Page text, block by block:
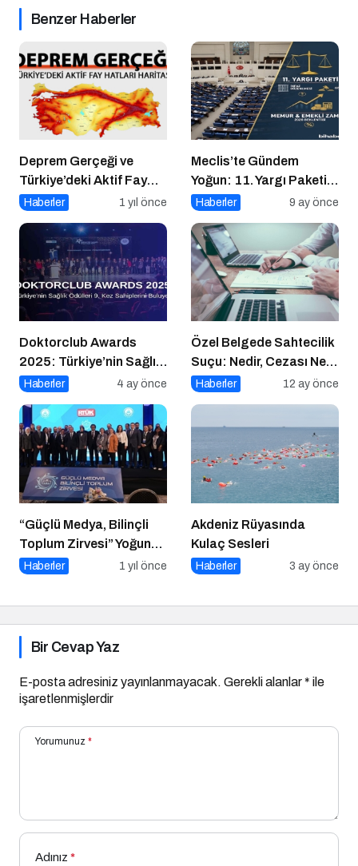
Benzer Haberler
Deprem Gerçeği ve
Türkiye’deki Aktif Fay
Hatları (Tüm Şehirler)
Haberler 1 yıl önce
Meclis’te Gündem
Yoğun: 11. Yargı Paketi
ve Memur Zammında
Haberler 9 ay önce
Doktorclub Awards
2025: Türkiye’nin Sağlık
Ödülleri 9. Kez
Haberler 4 ay önce
Özel Belgede Sahtecilik
Suçu: Nedir, Cezası Ne
Kadar, Kimler Sorumlu?
Haberler 12 ay önce
“Güçlü Medya, Bilinçli
Toplum Zirvesi” Yoğun
Katılımla Gerçekleşti
Haberler 1 yıl önce
Akdeniz Rüyasında
Kulaç Sesleri
Haberler 3 ay önce
Bir Cevap Yaz
E-posta adresiniz yayınlanmayacak. Gerekli alanlar* ile
işaretlenmişlerdir
Yorumunuz *
Adınız *